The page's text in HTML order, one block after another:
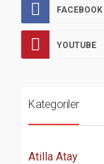
FACEBOOK
YOUTUBE
Kategoriler
Atilla Atay